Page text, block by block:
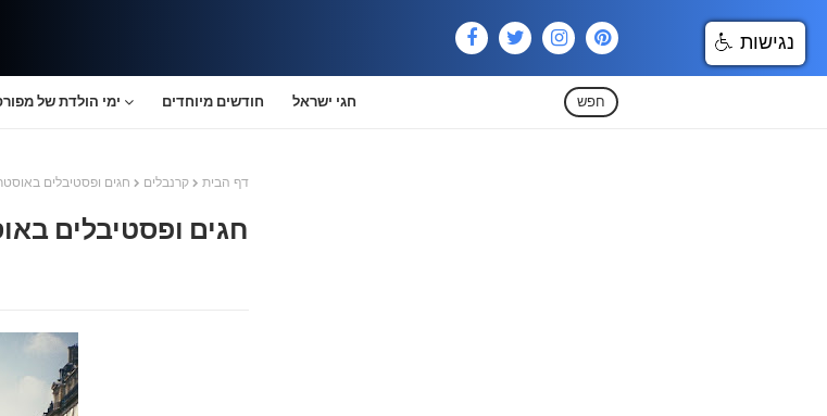
ימי הולדת של חודשים מיוחדים חגי ישראל חפש
דף הבית קרנבלים חגים ופסטיבלים
חגים ופסטיבלים
נגישות